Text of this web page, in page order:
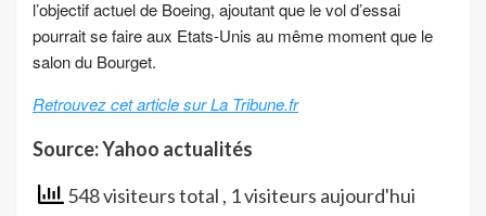
l’objectif actuel de Boeing, ajoutant que le vol d’essai
pourrait se faire aux Etats-Unis au même moment que le
salon du Bourget.
Retrouvez cet article sur La Tribune.fr
Source: Yahoo actualités
548 visiteurs total , 1 visiteurs aujourd'hui